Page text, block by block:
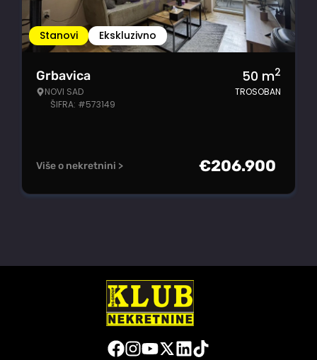
Stanovi Ekskluzivno
Grbavica
NOVI SAD
ŠIFRA: #573149
50 m2
TROSOBAN
Više o nekretnini > €206.900